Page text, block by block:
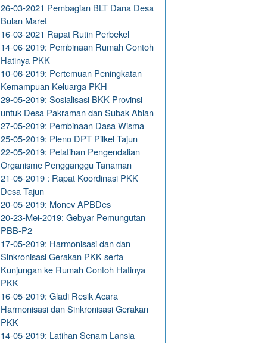
26-03-2021 Pembagian BLT Dana Desa
Bulan Maret
16-03-2021 Rapat Rutin Perbekel
14-06-2019: Pembinaan Rumah Contoh
Hatinya PKK
10-06-2019: Pertemuan Peningkatan
Kemampuan Keluarga PKH
29-05-2019: Sosialisasi BKK Provinsi
untuk Desa Pakraman dan Subak Abian
27-05-2019: Pembinaan Dasa Wisma
25-05-2019: Pleno DPT Pilkel Tajun
22-05-2019: Pelatihan Pengendalian
Organisme Pengganggu Tanaman
21-05-2019 : Rapat Koordinasi PKK
Desa Tajun
20-05-2019: Monev APBDes
20-23-Mei-2019: Gebyar Pemungutan
PBB-P2
17-05-2019: Harmonisasi dan dan
Sinkronisasi Gerakan PKK serta
Kunjungan ke Rumah Contoh Hatinya
PKK
16-05-2019: Gladi Resik Acara
Harmonisasi dan Sinkronisasi Gerakan
PKK
14-05-2019: Latihan Senam Lansia